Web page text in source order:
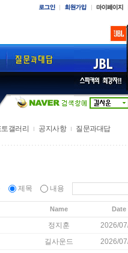
토갤러리 공지사항 질문과대답
제목 내용
Name Date
정지훈 2026/
길사운드 2026/